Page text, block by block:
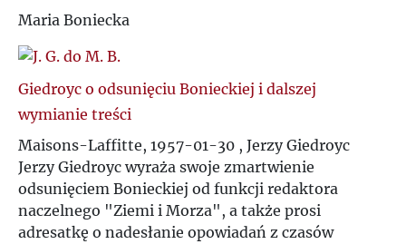
Maria Boniecka
Giedroyc o odsunięciu Bonieckiej i dalszej
wymianie treści
Maisons-Laffitte, 1957-01-30 , Jerzy Giedroyc
Jerzy Giedroyc wyraża swoje zmartwienie
odsunięciem Bonieckiej od funkcji redaktora
naczelnego "Ziemi i Morza", a także prosi
adresatkę o nadesłanie opowiadań z czasów